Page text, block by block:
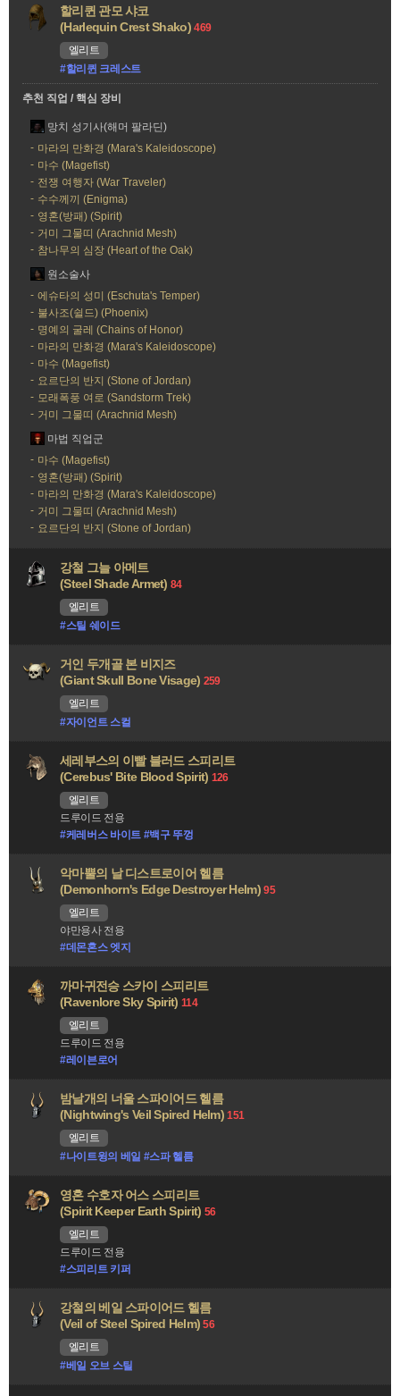
할리퀸 관모 샤코
(Harlequin Crest Shako)469
엘리트
#할리퀸 크레스트
추천 직업 / 핵심 장비
망치 성기사(해머 팔라딘)
마라의 만화경 (Mara's Kaleidoscope)
마수 (Magefist)
전쟁 여행자 (War Traveler)
수수께끼 (Enigma)
영혼(방패) (Spirit)
거미 그물띠 (Arachnid Mesh)
참나무의 심장 (Heart of the Oak)
원소술사
에슈타의 성미 (Eschuta's Temper)
불사조(쉴드) (Phoenix)
명예의 굴레 (Chains of Honor)
마라의 만화경 (Mara's Kaleidoscope)
마수 (Magefist)
요르단의 반지 (Stone of Jordan)
모래폭풍 여로 (Sandstorm Trek)
거미 그물띠 (Arachnid Mesh)
마법 직업군
마수 (Magefist)
영혼(방패) (Spirit)
마라의 만화경 (Mara's Kaleidoscope)
거미 그물띠 (Arachnid Mesh)
요르단의 반지 (Stone of Jordan)
강철 그늘 아메트
(Steel Shade Armet) 84
엘리트
#스틸 쉐이드
거인 두개골 본 비지즈
(Giant Skull Bone Visage) 259
엘리트
#자이언트 스컬
세레부스의 이빨 블러드 스피리트
(Cerebus' Bite Blood Spirit) 126
엘리트
드루이드 전용
#케레버스 바이트 #백구 뚜껑
악마뿔의 날 디스트로이어 헬름
(Demonhorn's Edge Destroyer Helm)95
엘리트
야만용사 전용
#데몬혼스 엣지
까마귀전승 스카이 스피리트
(Ravenlore Sky Spirit) 114
엘리트
드루이드 전용
#레이븐로어
밤날개의 너울 스파이어드 헬름
(Nightwing's Veil Spired Helm)151
엘리트
#나이트윙의 베일 #스파 헬름
영혼 수호자 어스 스피리트
(Spirit Keeper Earth Spirit) 56
엘리트
드루이드 전용
#스피리트 키퍼
강철의 베일 스파이어드 헬름
(Veil of Steel Spired Helm)56
엘리트
#베일 오브 스틸